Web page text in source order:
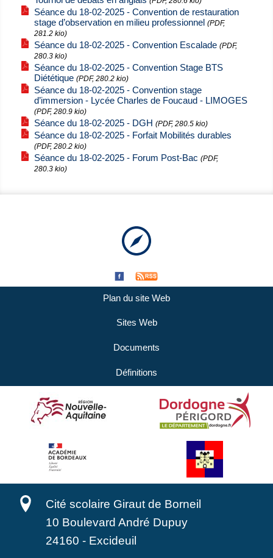
Séance du 18-02-2025 - Convention de restauration
stage d’observation en milieu professionnel (PDF,
281.2 kio)
Séance du 18-02-2025 - Convention Escalade (PDF,
280.3 kio)
Séance du 18-02-2025 - Convention Stage BTS
Diététique (PDF, 280.2 kio)
Séance du 18-02-2025 - Convention stage
d’immersion - Lycée Charles de Foucaud - LIMOGES
(PDF, 280.9 kio)
Séance du 18-02-2025 - DGH (PDF, 280.5 kio)
Séance du 18-02-2025 - Forfait Mobilités durables
(PDF, 280.2 kio)
Séance du 18-02-2025 - Forum Post-Bac (PDF,
280.3 kio)
Plan du site Web
Sites Web
Documents
Définitions
Cité scolaire Giraut de Borneil
10 Boulevard André Dupuy
24160 - Excideuil